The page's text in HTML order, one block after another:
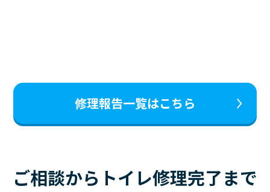
修理報告一覧はこちら
ご相談からトイレ修理完了まで